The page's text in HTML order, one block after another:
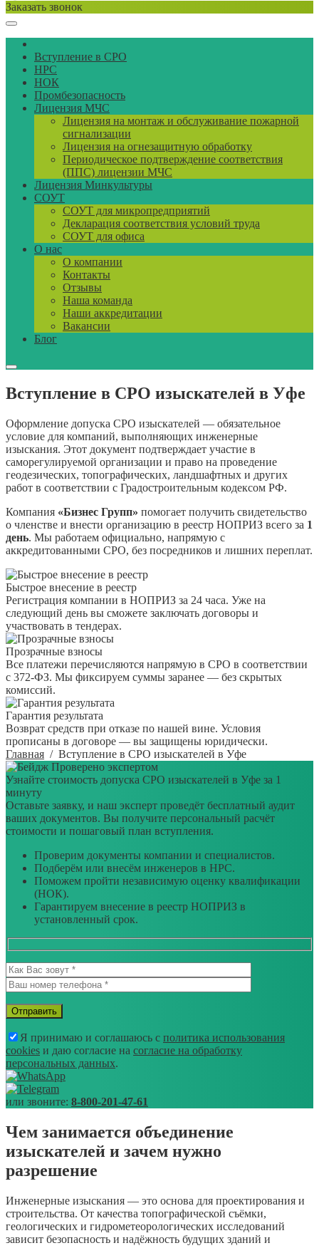
Заказать звонок
Вступление в СРО
НРС
НОК
Промбезопасность
Лицензия МЧС
Лицензия на монтаж и обслуживание пожарной
сигнализации
Лицензия на огнезащитную обработку
Периодическое подтверждение соответствия
(ППС) лицензии МЧС
Лицензия Минкультуры
СОУТ
СОУТ для микропредприятий
Декларация соответствия условий труда
СОУТ для офиса
О нас
О компании
Контакты
Отзывы
Наша команда
Наши аккредитации
Вакансии
Блог
Вступление в СРО изыскателей в Уфе
Оформление допуска СРО изыскателей — обязательное
условие для компаний, выполняющих инженерные
изыскания. Этот документ подтверждает участие в
саморегулируемой организации и право на проведение
геодезических, топографических, ландшафтных и других
работ в соответствии с Градостроительным кодексом РФ.
Компания «Бизнес Групп» помогает получить свидетельство
о членстве и внести организацию в реестр НОПРИЗ всего за 1
день. Мы работаем официально, напрямую с
аккредитованными СРО, без посредников и лишних переплат.
Быстрое внесение в реестр
Регистрация компании в НОПРИЗ за 24 часа. Уже на
следующий день вы сможете заключать договоры и
участвовать в тендерах.
Прозрачные взносы
Все платежи перечисляются напрямую в СРО в соответствии
с 372-ФЗ. Мы фиксируем суммы заранее — без скрытых
комиссий.
Гарантия результата
Возврат средств при отказе по нашей вине. Условия
прописаны в договоре — вы защищены юридически.
Главная / Вступление в СРО изыскателей в Уфе
Проверено экспертом
Узнайте стоимость допуска СРО изыскателей в Уфе за 1
минуту
Оставьте заявку, и наш эксперт проведёт бесплатный аудит
ваших документов. Вы получите персональный расчёт
стоимости и пошаговый план вступления.
Проверим документы компании и специалистов.
Подберём или внесём инженеров в НРС.
Поможем пройти независимую оценку квалификации
(НОК).
Гарантируем внесение в реестр НОПРИЗ в
установленный срок.
Я принимаю и соглашаюсь с политика использования
cookies и даю согласие на согласие на обработку
персональных данных.
или звоните: 8-800-201-47-61
Чем занимается объединение
изыскателей и зачем нужно
разрешение
Инженерные изыскания — это основа для проектирования и
строительства. От качества топографической съёмки,
геологических и гидрометеорологических исследований
зависит безопасность и надёжность будущих зданий и